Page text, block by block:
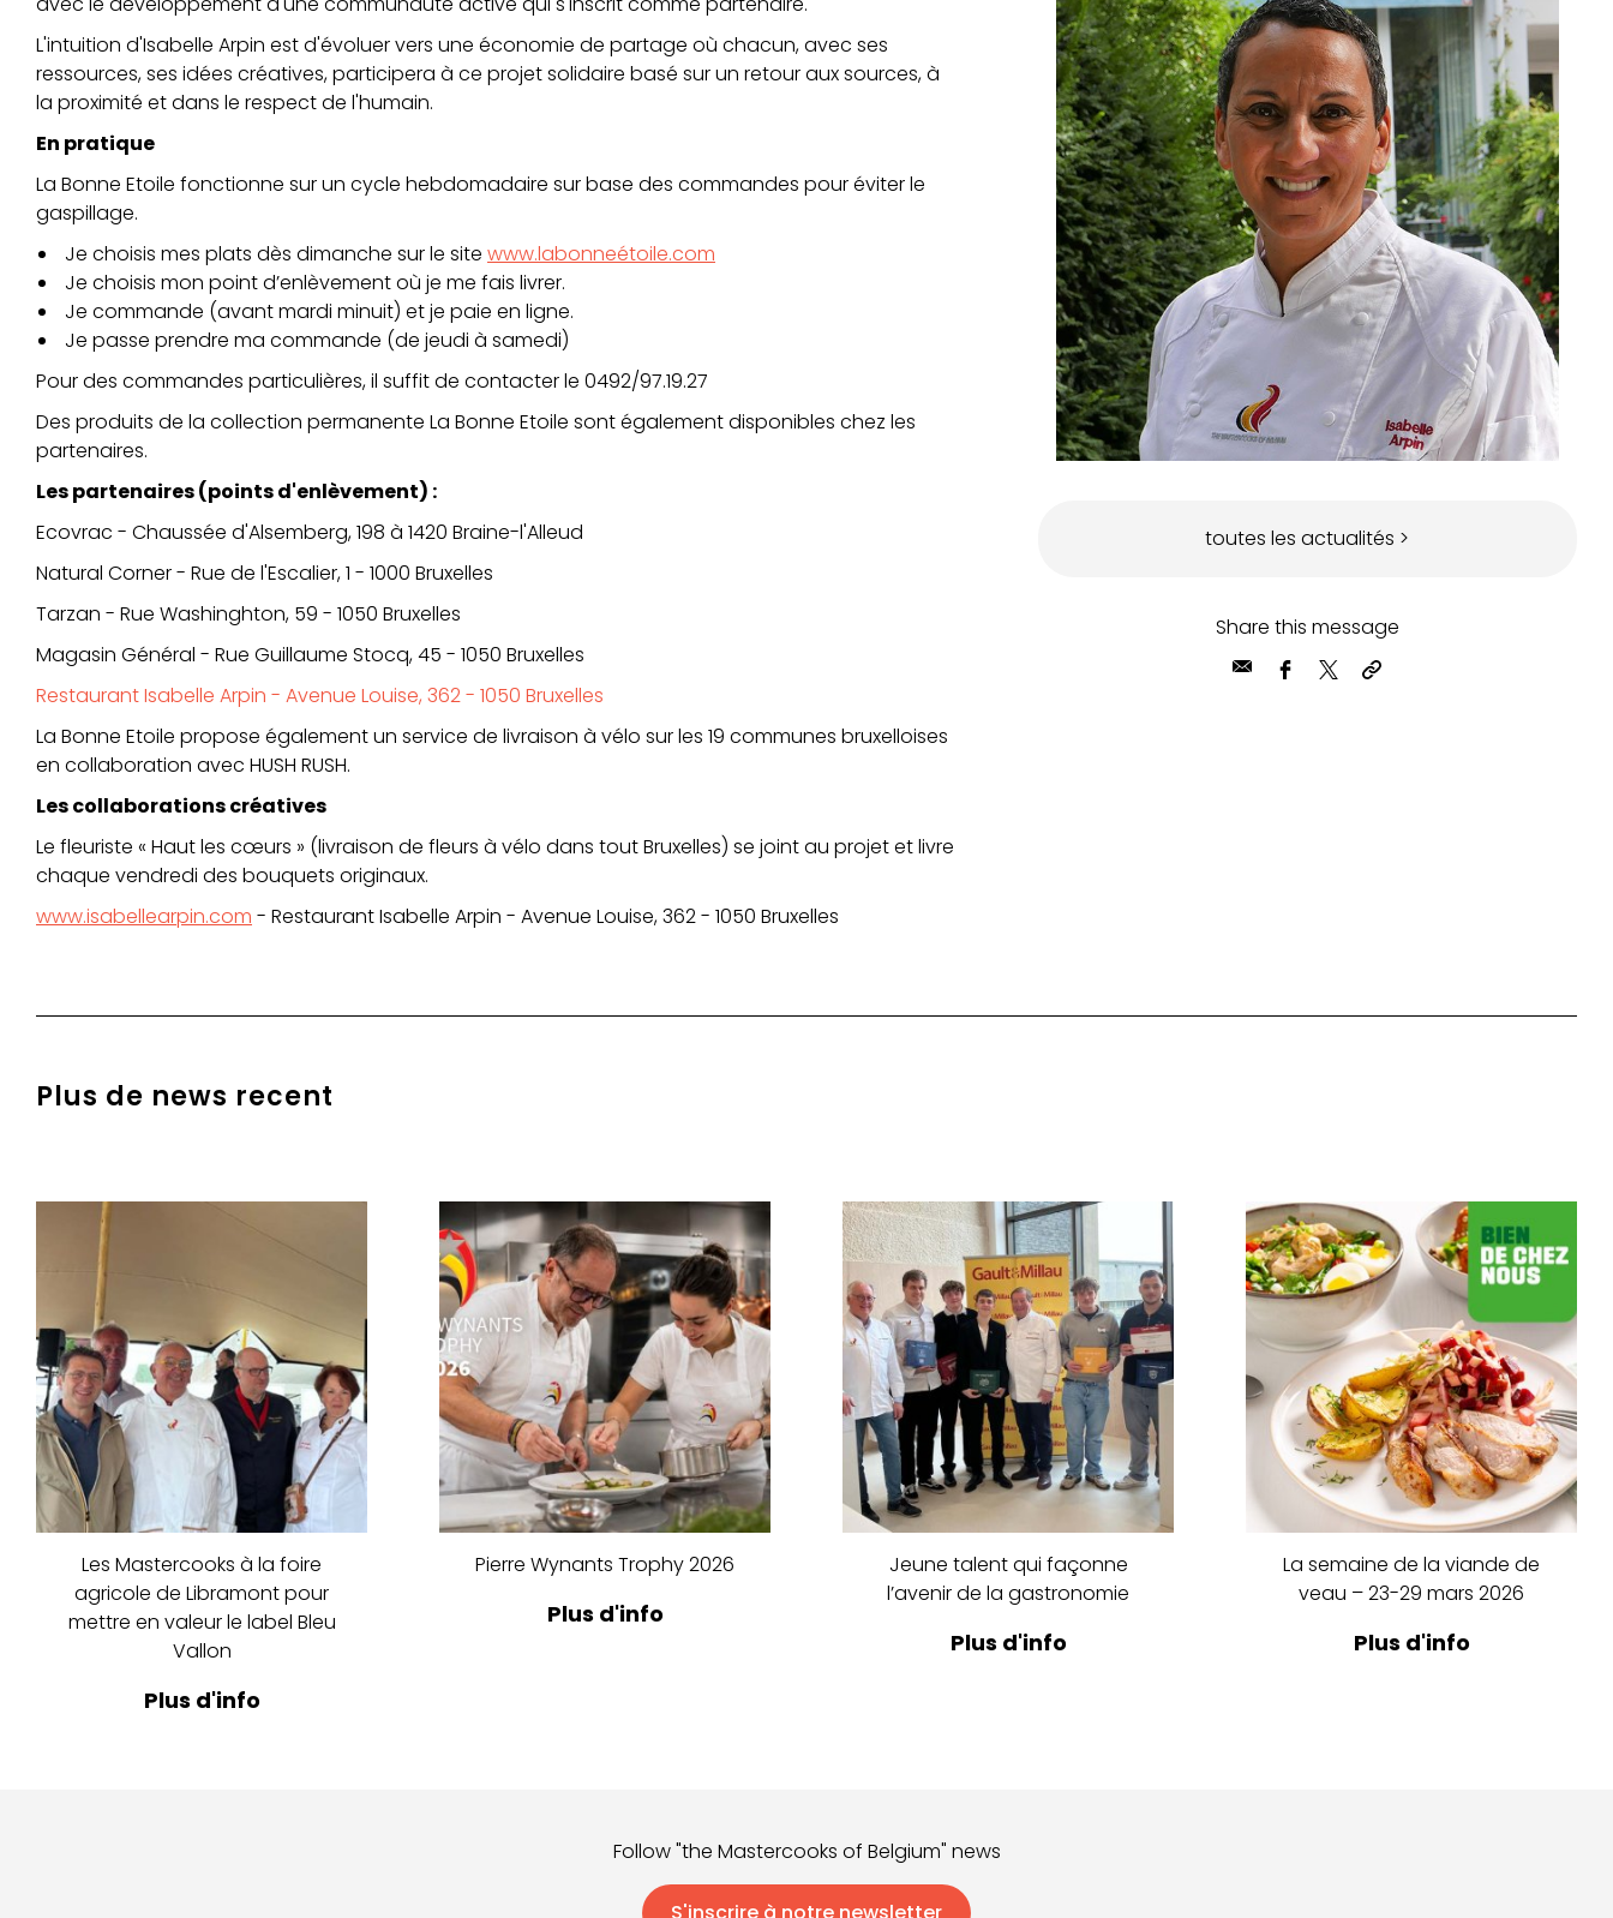
L'intuition d'Isabelle Arpin est d'évoluer vers une économie de partage où chacun, avec ses
ressources, ses idées créatives, participera à ce projet solidaire basé sur un retour aux sources, à
la proximité et dans le respect de l'humain.
En pratique
La Bonne Etoile fonctionne sur un cycle hebdomadaire sur base des commandes pour éviter le
gaspillage.
Je choisis mes plats dès dimanche sur le site www.labonneétoile.com
Je choisis mon point d’enlèvement où je me fais livrer.
Je commande (avant mardi minuit) et je paie en ligne.
Je passe prendre ma commande (de jeudi à samedi)
Pour des commandes particulières, il suffit de contacter le 0492/97.19.27
Des produits de la collection permanente La Bonne Etoile sont également disponibles chez les
partenaires.
Les partenaires (points d'enlèvement) :
Ecovrac - Chaussée d'Alsemberg, 198 à 1420 Braine-l'Alleud
Natural Corner - Rue de l'Escalier, 1 - 1000 Bruxelles
Tarzan - Rue Washinghton, 59 - 1050 Bruxelles
Magasin Général - Rue Guillaume Stocq, 45 - 1050 Bruxelles
Restaurant Isabelle Arpin - Avenue Louise, 362 - 1050 Bruxelles
La Bonne Etoile propose également un service de livraison à vélo sur les 19 communes bruxelloises
en collaboration avec HUSH RUSH.
Les collaborations créatives
Le fleuriste « Haut les cœurs » (livraison de fleurs à vélo dans tout Bruxelles) se joint au projet et livre
chaque vendredi des bouquets originaux.
www.isabellearpin.com - Restaurant Isabelle Arpin - Avenue Louise, 362 - 1050 Bruxelles
toutes les actualités >
Share this message
Plus de news recent
Les Mastercooks à la foire
agricole de Libramont pour
mettre en valeur le label Bleu
Vallon
Plus d'info
Pierre Wynants Trophy 2026
Plus d'info
Jeune talent qui façonne
l’avenir de la gastronomie
Plus d'info
La semaine de la viande de
veau – 23-29 mars 2026
Plus d'info
Follow "the Mastercooks of Belgium" news
S'inscrire à notre newsletter